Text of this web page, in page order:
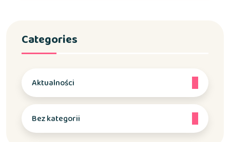
Categories
Aktualności
Bez kategorii